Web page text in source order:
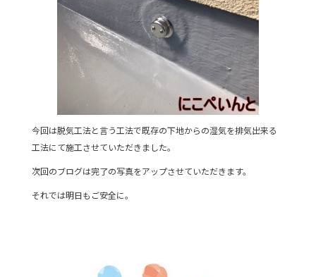
今回は脱気工法と言う工法で既存の下地からの湿気を排気出来る
工法にて施工させていただきました。
次回のブログは完了の写真をアップさせていただきます。
それでは明日もご安全に。